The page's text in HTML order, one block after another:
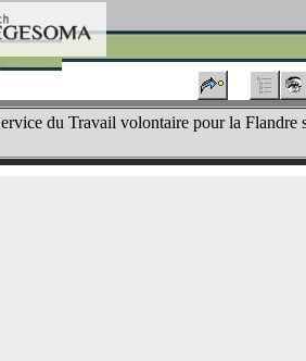
du Travail volontaire pour la